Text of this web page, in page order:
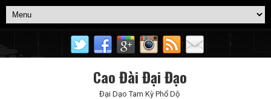
Cao Đài Đại Đạo
Đại Dạo Tam Kỳ Phổ Dộ